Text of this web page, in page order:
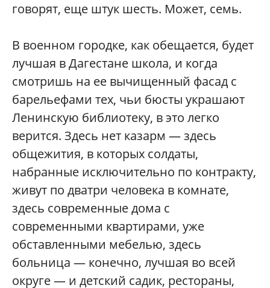
говорят, еще штук шесть. Может, семь.
В военном городке, как обещается, будет
лучшая в Дагестане школа, и когда
смотришь на ее вычищенный фасад с
барельефами тех, чьи бюсты украшают
Ленинскую библиотеку, в это легко
верится. Здесь нет казарм — здесь
общежития, в которых солдаты,
набранные исключительно по контракту,
живут по дватри человека в комнате,
здесь современные дома с
современными квартирами, уже
обставленными мебелью, здесь
больница — конечно, лучшая во всей
округе — и детский садик, рестораны,